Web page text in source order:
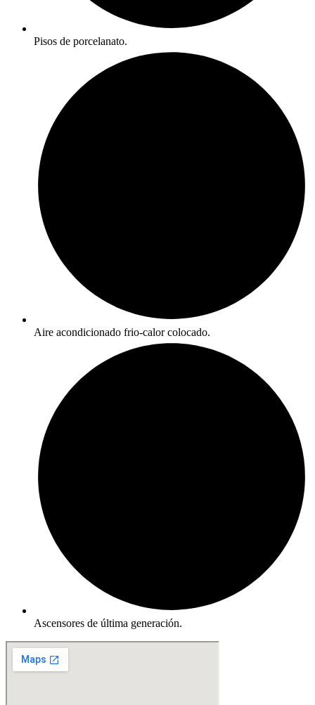
Pisos de porcelanato.
Aire acondicionado frio-calor colocado.
Ascensores de última generación.